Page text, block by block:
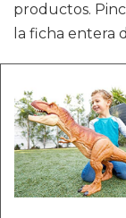
productos.
la ficha entera